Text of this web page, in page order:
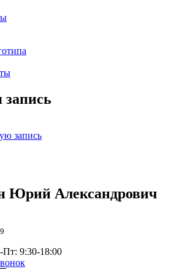
запись
Александрович
9:30-18:00